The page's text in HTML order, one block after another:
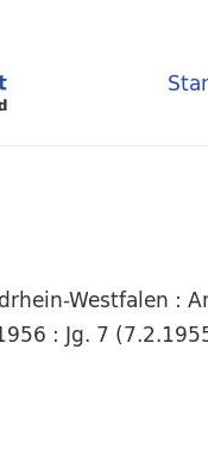
Westfalen :
: Jg. 7